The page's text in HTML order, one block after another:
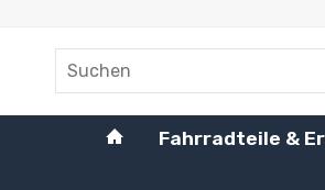
#custom.linkHome#
Fahrradteile &